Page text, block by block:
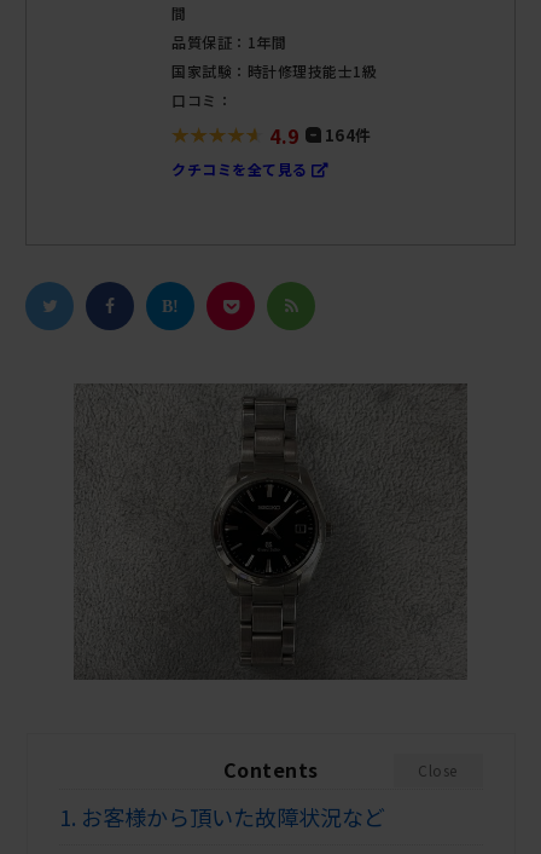
間
品質保証：1年間
国家試験：時計修理技能士1級
口コミ：
4.9 164件
クチコミを全て見る
Contents Close
1. お客様から頂いた故障状況など